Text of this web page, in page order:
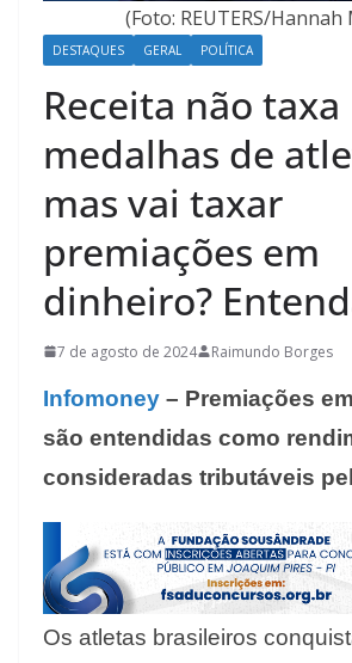
(Foto: REUTERS/Hannah
DESTAQUES GERAL POLÍTICA
Receita não taxa
medalhas de
mas vai taxar
premiações em
dinheiro?
7 de agosto de 2024 Raimundo Borges
Infomoney – Premiações
são entendidas como
consideradas tributáveis
Os atletas brasileiros